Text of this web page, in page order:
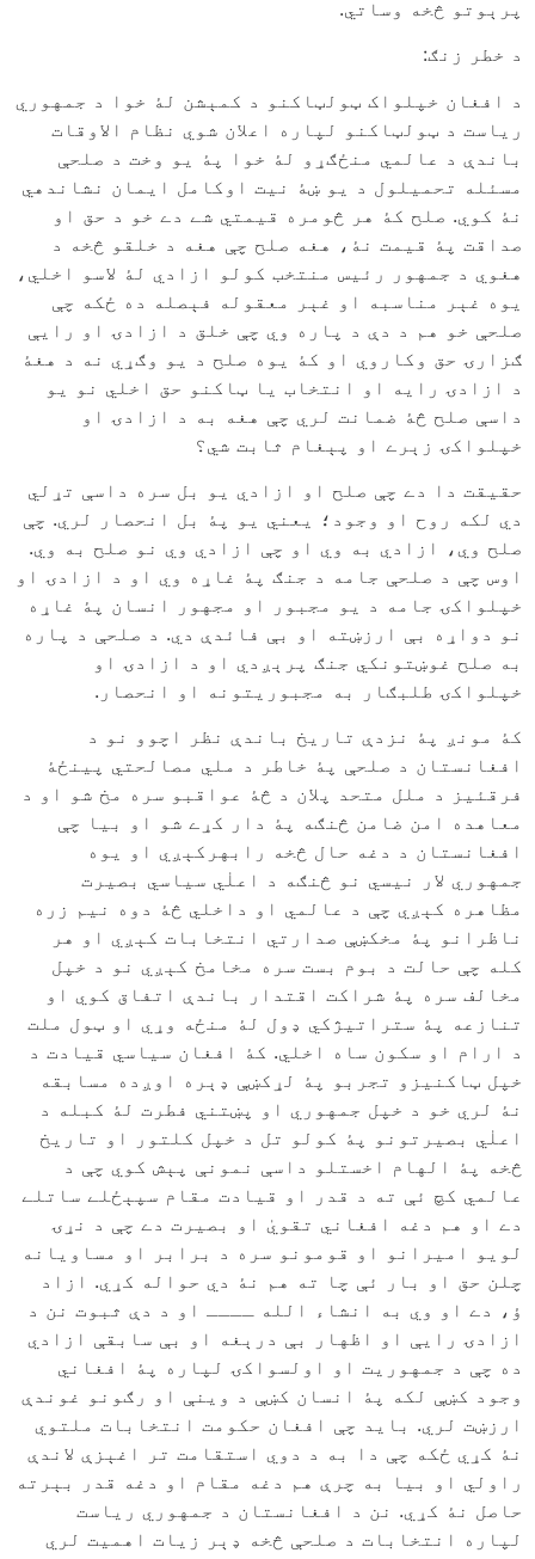
پرېوتو څخه وساتي.
د خطر زنګ:
د افغان خپلواک ټولټاکنو د کمېشن لۀ خوا د جمهوري
رياست د ټولټاکنو لپاره اعلان شوي نظام الاوقات
باندې د عالمي منځګړو لۀ خوا پۀ يو وخت د صلحې
مسئله تحميلول د يو ښۀ نيت اوکامل ايمان نشاندهي
نۀ کوي. صلح کۀ هر څومره قيمتي شے دے خو د حق او
صداقت پۀ قيمت نۀ، هغه صلح چې هغه د خلقو څخه د
هغوي د جمهور رئيس منتخب کولو ازادي لۀ لاسو اخلي،
يوه غېر مناسبه او غېر معقوله فېصله ده ځکه چې
صلحې خو هم د دې د پاره وي چې خلق د ازادۍ او رايې
ګزارۍ حق وکاروي او کۀ يوه صلح د يو وګړي نه د هغۀ
د ازادۍ رايه او انتخاب يا ټاکنو حق اخلي نو يو
داسې صلح څۀ ضمانت لري چې هغه به د ازادۍ او
خپلواکۍ زېرے او پېغام ثابت شي؟
حقيقت دا دے چې صلح او ازادي يو بل سره داسې تړلي
دي لکه روح او وجود؛ يعني يو پۀ بل انحصار لري. چې
صلح وي، ازادي به وي او چې ازادي وي نو صلح به وي.
اوس چې د صلحې جامه د جنګ پۀ غاړه وي او د ازادۍ او
خپلواکۍ جامه د يو مجبور او مجهور انسان پۀ غاړه
نو دواړه بې ارزښته او بې فائدې دي. د صلحې د پاره
به صلح غوښتونکي جنګ پرېږدي او د ازادۍ او
خپلواکۍ طلبګار به مجبوريتونه او انحصار.
کۀ مونږ پۀ نزدې تاريخ باندې نظر اچوو نو د
افغانستان د صلحې پۀ خاطر د ملي مصالحتي پينځۀ
فرقئيز د ملل متحد پلان د څۀ عواقبو سره مخ شو او د
معاهده امن ضامن څنګه پۀ دار کړے شو او بيا چې
افغانستان د دغه حال څخه رابهرکېږي او يوه
جمهوري لار نيسي نو څنګه د اعلٰي سياسي بصيرت
مظاهره کېږي چې د عالمي او داخلي څۀ دوه نيم زره
ناظرانو پۀ مخکښې صدارتي انتخابات کېږي او هر
کله چې حالت د بوم بست سره مخامخ کېږي نو د خپل
مخالف سره پۀ شراکت اقتدار باندې اتفاق کوي او
تنازعه پۀ ستراتيژکي ډول لۀ منځه وړي او ټول ملت
د ارام او سکون ساه اخلي. کۀ افغان سياسي قيادت د
خپل ټاکنيزو تجربو پۀ لړکښې ډېره اوږده مسابقه
نۀ لري خو د خپل جمهوري او پښتني فطرت لۀ کبله د
اعلٰي بصيرتونو پۀ کولو تل د خپل کلتور او تاريخ
څخه پۀ الهام اخستلو داسې نمونې پېش کوي چې د
عالمي کچ ئې ته د قدر او قيادت مقام سپېځلے ساتلے
دے او هم دغه افغاني تقويٰ او بصيرت دے چې د نړۍ
لويو اميرانو او قومونو سره د برابر او مساويانه
چلن حق او بار ئې چا ته هم نۀ دي حواله کړي. ازاد
ؤ، دے او وي به انشاء الله ــــ او د دې ثبوت نن د
ازادۍ رايې او اظهار بې درېغه او بې سابقې ازادي
ده چې د جمهوريت او اولسواکۍ لپاره پۀ افغاني
وجود کښې لکه پۀ انسان کښې د وينې او رګونو غوندې
ارزښت لري. بايد چې افغان حکومت انتخابات ملتوي
نۀ کړي ځکه چې دا به د دوي استقامت تر اغېزې لاندې
راولي او بيا به چرې هم دغه مقام او دغه قدر بېرته
حاصل نۀ کړي. نن د افغانستان د جمهوري رياست
لپاره انتخابات د صلحې څخه ډېر زيات اهميت لري